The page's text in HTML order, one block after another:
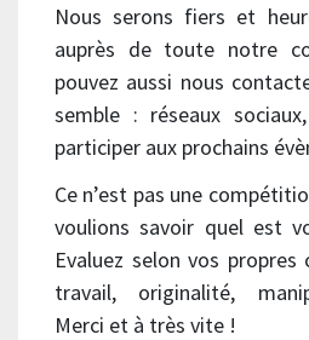
Nous serons fiers et
auprès de toute notre
pouvez aussi nous
semble : réseaux
participer aux prochains
Ce n’est pas une
voulions savoir quel est
Evaluez selon vos
travail, originalité,
Merci et à très vite !